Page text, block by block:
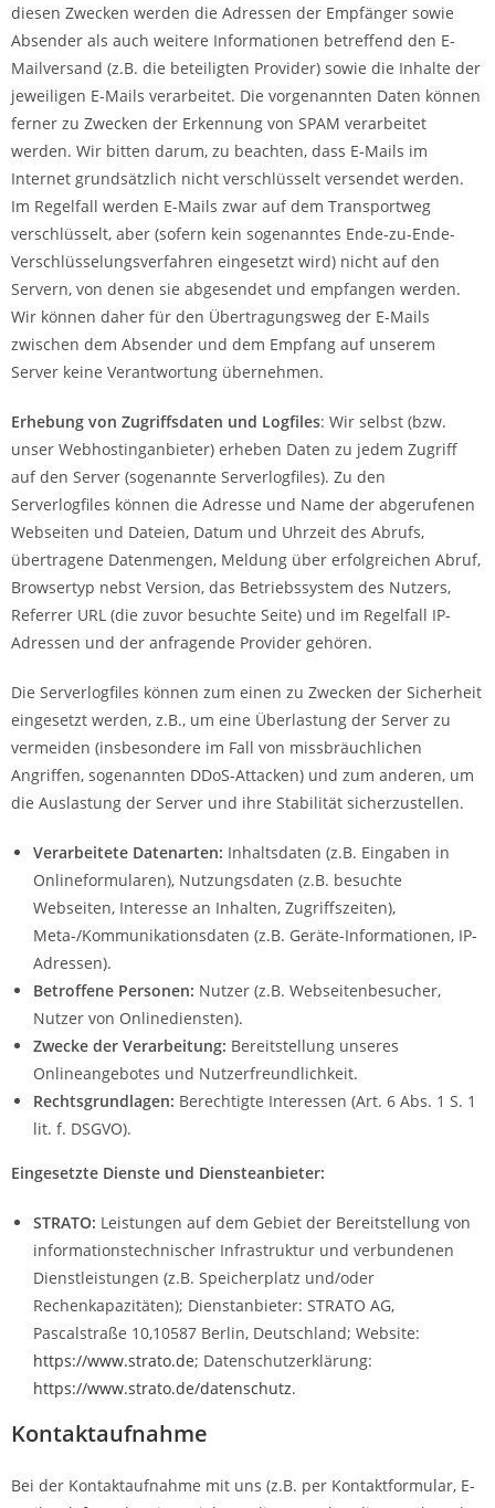
diesen Zwecken werden die Adressen der Empfänger sowie
Absender als auch weitere Informationen betreffend den E-
Mailversand (z.B. die beteiligten Provider) sowie die Inhalte der
jeweiligen E-Mails verarbeitet. Die vorgenannten Daten können
ferner zu Zwecken der Erkennung von SPAM verarbeitet
werden. Wir bitten darum, zu beachten, dass E-Mails im
Internet grundsätzlich nicht verschlüsselt versendet werden.
Im Regelfall werden E-Mails zwar auf dem Transportweg
verschlüsselt, aber (sofern kein sogenanntes Ende-zu-Ende-
Verschlüsselungsverfahren eingesetzt wird) nicht auf den
Servern, von denen sie abgesendet und empfangen werden.
Wir können daher für den Übertragungsweg der E-Mails
zwischen dem Absender und dem Empfang auf unserem
Server keine Verantwortung übernehmen.
Erhebung von Zugriffsdaten und Logfiles: Wir selbst (bzw.
unser Webhostinganbieter) erheben Daten zu jedem Zugriff
auf den Server (sogenannte Serverlogfiles). Zu den
Serverlogfiles können die Adresse und Name der abgerufenen
Webseiten und Dateien, Datum und Uhrzeit des Abrufs,
übertragene Datenmengen, Meldung über erfolgreichen Abruf,
Browsertyp nebst Version, das Betriebssystem des Nutzers,
Referrer URL (die zuvor besuchte Seite) und im Regelfall IP-
Adressen und der anfragende Provider gehören.
Die Serverlogfiles können zum einen zu Zwecken der Sicherheit
eingesetzt werden, z.B., um eine Überlastung der Server zu
vermeiden (insbesondere im Fall von missbräuchlichen
Angriffen, sogenannten DDoS-Attacken) und zum anderen, um
die Auslastung der Server und ihre Stabilität sicherzustellen.
Verarbeitete Datenarten: Inhaltsdaten (z.B. Eingaben in
Onlineformularen), Nutzungsdaten (z.B. besuchte
Webseiten, Interesse an Inhalten, Zugriffszeiten),
Meta-/Kommunikationsdaten (z.B. Geräte-Informationen, IP-
Adressen).
Betroffene Personen: Nutzer (z.B. Webseitenbesucher,
Nutzer von Onlinediensten).
Zwecke der Verarbeitung: Bereitstellung unseres
Onlineangebotes und Nutzerfreundlichkeit.
Rechtsgrundlagen: Berechtigte Interessen (Art. 6 Abs. 1 S. 1
lit. f. DSGVO).
Eingesetzte Dienste und Diensteanbieter:
STRATO: Leistungen auf dem Gebiet der Bereitstellung von
informationstechnischer Infrastruktur und verbundenen
Dienstleistungen (z.B. Speicherplatz und/oder
Rechenkapazitäten); Dienstanbieter: STRATO AG,
Pascalstraße 10,10587 Berlin, Deutschland; Website:
https://www.strato.de; Datenschutzerklärung:
https://www.strato.de/datenschutz.
Kontaktaufnahme
Bei der Kontaktaufnahme mit uns (z.B. per Kontaktformular, E-